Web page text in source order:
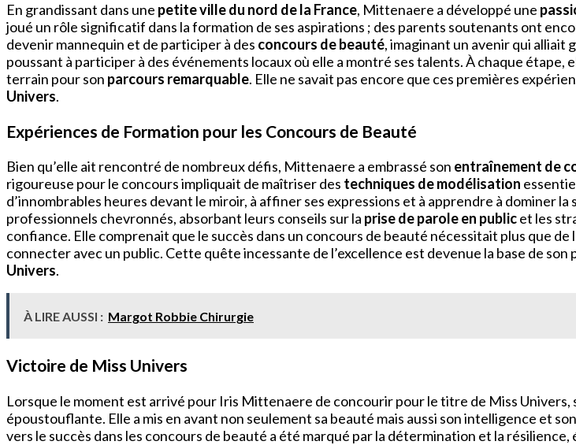
En grandissant dans une petite ville du nord de la France, Mittenaere a développé une
joué un rôle significatif dans la formation de ses aspirations ; des parents soutenants ont
devenir mannequin et de participer à des concours de beauté, imaginant un avenir qui alliait
poussant à participer à des événements locaux où elle a montré ses talents. À chaque
terrain pour son parcours remarquable. Elle ne savait pas encore que ces premières
Univers.
Expériences de Formation pour les Concours de Beauté
Bien qu’elle ait rencontré de nombreux défis, Mittenaere a embrassé son entraînement de
rigoureuse pour le concours impliquait de maîtriser des techniques de modélisation
d’innombrables heures devant le miroir, à affiner ses expressions et à apprendre à dominer
professionnels chevronnés, absorbant leurs conseils sur la prise de parole en publicet les
confiance. Elle comprenait que le succès dans un concours de beauté nécessitait plus que de
connecter avec un public. Cette quête incessante de l’excellence est devenue la base de
Univers.
À LIRE AUSSI : Margot Robbie Chirurgie
Victoire de Miss Univers
Lorsque le moment est arrivé pour Iris Mittenaere de concourir pour le titre de Miss
époustouflante. Elle a mis en avant non seulement sa beauté mais aussi son intelligence et
vers le succès dans les concours de beauté a été marqué par la détermination et la résilience,